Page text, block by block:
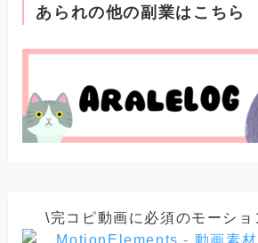
あられの他の副業はこちら
\完コピ動画に必須のモーシ